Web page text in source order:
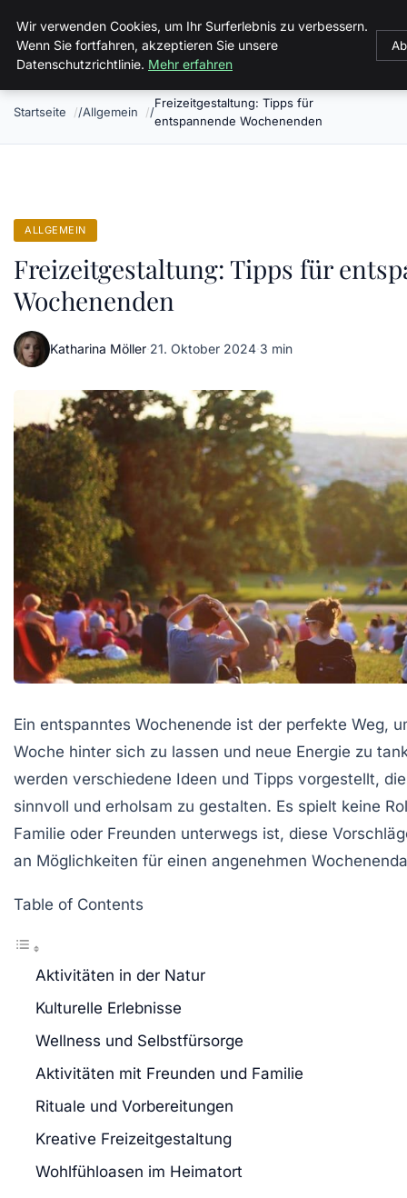
Malzminden
Startseite Allgemein
Freizeitgestaltung: Tipps für
entspannende Wochenenden
ALLGEMEIN
Freizeitgestaltung: Tipps für
Wochenenden
Katharina Möller·21. Oktober 2024·3 min
Ein entspanntes Wochenende ist der perfekte Weg,
Woche hinter sich zu lassen und neue Energie zu
werden verschiedene Ideen und Tipps vorgestellt,
sinnvoll und erholsam zu gestalten. Es spielt keine
Familie oder Freunden unterwegs ist, diese
an Möglichkeiten für einen angenehmen
Table of Contents
Aktivitäten in der Natur
Kulturelle Erlebnisse
Wellness und Selbstfürsorge
Aktivitäten mit Freunden und Familie
Rituale und Vorbereitungen
Kreative Freizeitgestaltung
Wohlfühloasen im Heimatort
Wir verwenden Cookies, um Ihr Surferlebnis zu verbessern.
Wenn Sie fortfahren, akzeptieren Sie unsere
Datenschutzrichtlinie. Mehr erfahren